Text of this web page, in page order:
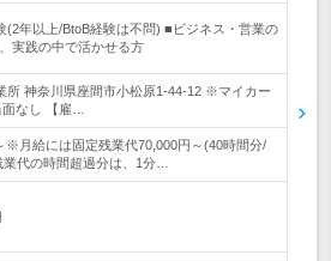
(2年以上/BtoB経験は不問) ■ビジネス・営業の
実践の中で活かせる方
所 神奈川県座間市小松原1-44-12 ※マイカー
なし 【雇…
※月給には固定残業代70,000円～(40時間分/
代の時間超過分は、1分…